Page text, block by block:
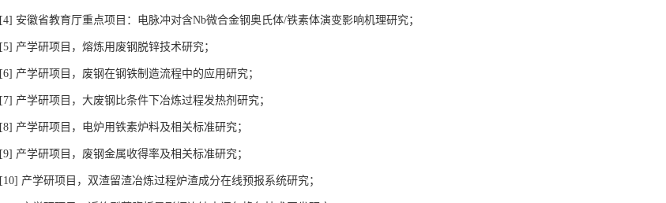
[4] 安徽省教育厅重点项目：电脉冲对含Nb微合金钢奥氏体/铁素体演变影响机理研究；
[5] 产学研项目，熔炼用废钢脱锌技术研究；
[6] 产学研项目，废钢在钢铁制造流程中的应用研究；
[7] 产学研项目，大废钢比条件下冶炼过程发热剂研究；
[8] 产学研项目，电炉用铁素炉料及相关标准研究；
[9] 产学研项目，废钢金属收得率及相关标准研究；
[10] 产学研项目，双渣留渣冶炼过程炉渣成分在线预报系统研究；